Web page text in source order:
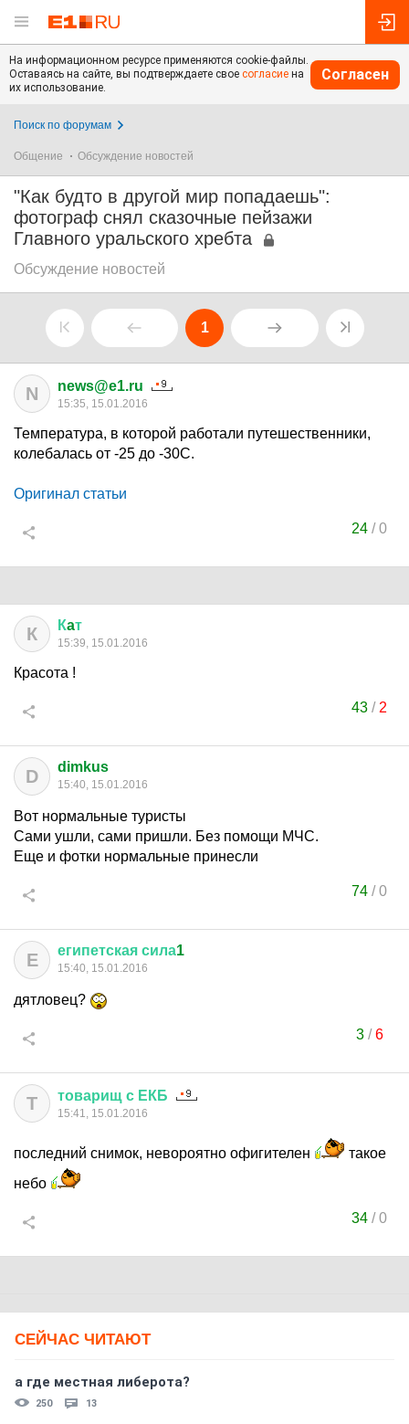
На информационном ресурсе применяются cookie-файлы.
Оставаясь на сайте, вы подтверждаете свое согласие на
их использование.
Согласен
Поиск по форумам
Общение Обсуждение новостей
"Как будто в другой мир попадаешь":
фотограф снял сказочные пейзажи
Главного уральского хребта
Обсуждение новостей
1
N news@e1.ru
15:35, 15.01.2016
Температура, в которой работали путешественники,
колебалась от -25 до -30С.
Оригинал статьи
24 /0
К Кaт
15:39, 15.01.2016
Красота !
43 / 2
D dimkus
15:40, 15.01.2016
Вот нормальные туристы
Сами ушли, сами пришли. Без помощи МЧС.
Еще и фотки нормальные принесли
74 /0
Е египетская сила1
15:40, 15.01.2016
дятловец?
3/6
Т товарищ с ЕКБ
15:41, 15.01.2016
последний снимок, невороятно офигителен
такое
небо
34 /0
СЕЙЧАС ЧИТАЮТ
а где местная либерота?
250 13